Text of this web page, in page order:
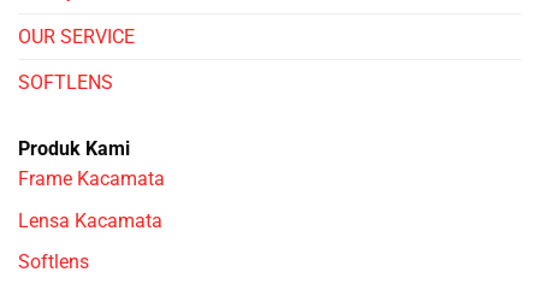
OUR SERVICE
SOFTLENS
Produk Kami
Frame Kacamata
Lensa Kacamata
Softlens